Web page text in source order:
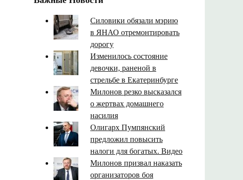
Силовики обязали мэрию
в ЯНАО отремонтировать
дорогу
Изменилось состояние
девочки, раненой в
стрельбе в Екатеринбурге
Милонов резко высказался
о жертвах домашнего
насилия
Олигарх Пумпянский
предложил повысить
налоги для богатых. Видео
Милонов призвал наказать
организаторов боя